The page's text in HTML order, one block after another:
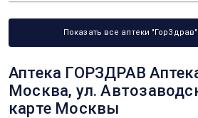
Показать все аптеки
Аптека ГОРЗДРАВ
Москва, ул.
карте Москвы